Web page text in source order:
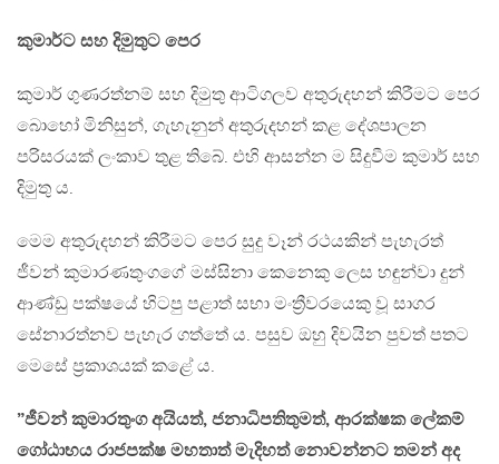
කුමාර්ට සහ දිමුතුට පෙර
කුමාර් ගුණරත්නම් සහ දිමුතු ආටිගලව අතුරුදහන් කිරීමට පෙර
බොහෝ මිනිසුන්, ගැහැනුන් අතුරුදහන් කළ දේශපාලන
පරිසරයක් ලංකාව තුළ තිබේ. එහි ආසන්න ම සිදුවීම කුමාර් සහ
දිමුතු ය.
මෙම අතුරුදහන් කිරීමට පෙර සුදු වෑන් රථයකින් පැහැරත්
ජීවන් කුමාරණතුංගගේ මස්සිනා කෙනෙකු ලෙස හඳුන්වා දුන්
ආණ්ඩු පක්ෂයේ හිටපු පළාත් සභා මංත්‍රීවරයෙකු වූ සාගර
සේනාරත්නව පැහැර ගත්තේ ය. පසුව ඔහු දිවයින පුවත් පතට
මෙසේ ප්‍රකාශයක් කළේ ය.
”ජීවන් කුමාරතුංග අයියත්, ජනාධිපතිතුමත්, ආරක්ෂක ලේකම්
ගෝඨාභය රාජපක්ෂ මහතාත් මැදිහත් නොවන්නට තමන් අද